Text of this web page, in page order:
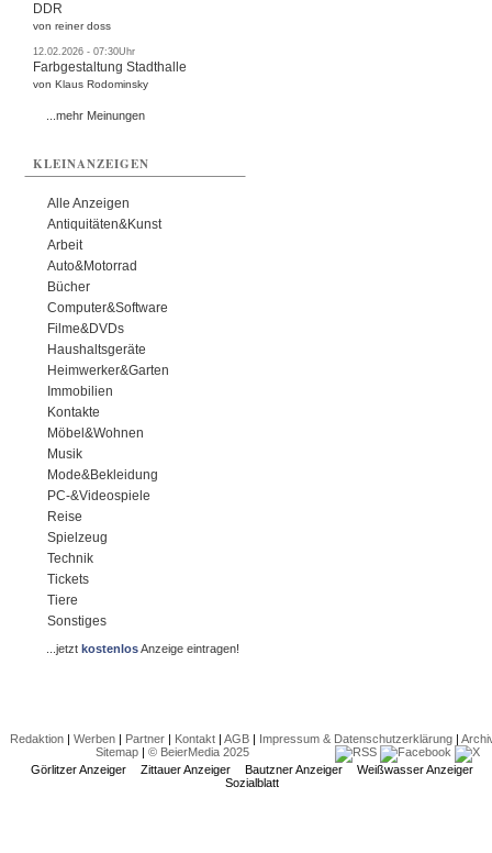
DDR
von reiner doss
12.02.2026 - 07:30Uhr
Farbgestaltung Stadthalle
von Klaus Rodominsky
...mehr Meinungen
KLEINANZEIGEN
Alle Anzeigen
Antiquitäten&Kunst
Arbeit
Auto&Motorrad
Bücher
Computer&Software
Filme&DVDs
Haushaltsgeräte
Heimwerker&Garten
Immobilien
Kontakte
Möbel&Wohnen
Musik
Mode&Bekleidung
PC-&Videospiele
Reise
Spielzeug
Technik
Tickets
Tiere
Sonstiges
...jetztkostenlosAnzeige eintragen!
Redaktion| Werben| Partner| Kontakt| AGB| Impressum & Datenschutzerklärung|
Sitemap| © BeierMedia 2025
Görlitzer Anzeiger
Zittauer Anzeiger Bautzner Anzeiger
Weißwasser Anzeiger
Sozialblatt